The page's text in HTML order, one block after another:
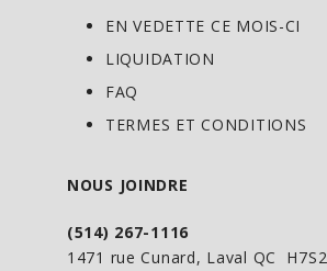
EN VEDETTE CE MOIS-CI
LIQUIDATION
FAQ
TERMES ET CONDITIONS
NOUS JOINDRE
(514) 267-1116
1471 rue Cunard, Laval QC